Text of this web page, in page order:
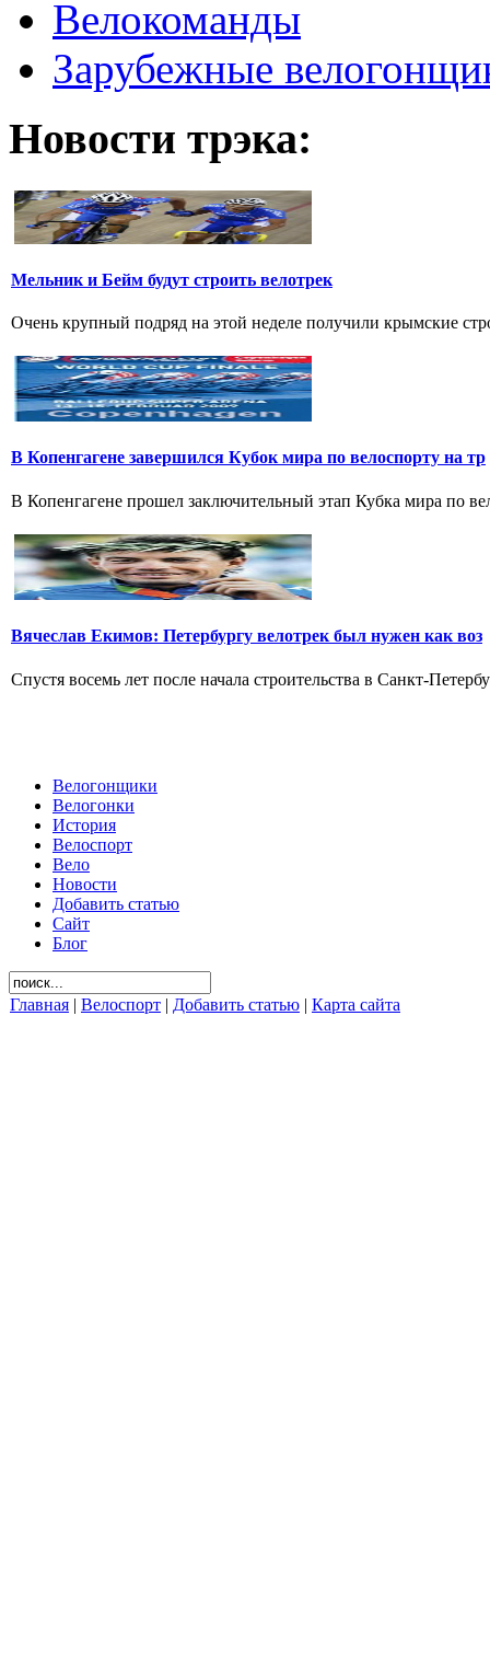
Велокоманды
Зарубежные
Новости трэка:
Мельник и Бейм будут строить велотрек
Очень крупный подряд на этой неделе получили крымские
В Копенгагене завершился Кубок мира по велоспорту на тр
В Копенгагене прошел заключительный этап Кубка мира по
Вячеслав Екимов: Петербургу велотрек был нужен как воз
Спустя восемь лет после начала строительства в Санкт-
Велогонщики
Велогонки
История
Велоспорт
Вело
Новости
Добавить статью
Сайт
Блог
Главная | Велоспорт | Добавить статью | Карта сайта